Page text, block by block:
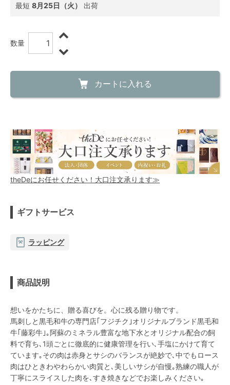
最短 8月25日（火） 出荷
数量
カートに入れる
theDeにお任せください！大口注文承ります≫
ギフトサービス
ラッピング
商品説明
想いをかたちに、贈る喜びを。心に残る贈り物です。
馬刺しと黒毛和牛の専門店｢フジチク｣オリジナルブランド黒毛和
牛｢藤彩牛｣｡阿蘇のミネラル豊富な地下水とオリジナル配合の飼
料で育ち､1頭ごとに徹底的に健康管理を行い､手塩にかけて育て
ています｡その肉は赤身とサシのバランスが絶妙で､中でもロース
肉はひときわやわらかい肉質と､美しいサシが自慢｡熟練の職人が
丁寧にスライスした肉を､すき焼きなどでお楽しみください｡